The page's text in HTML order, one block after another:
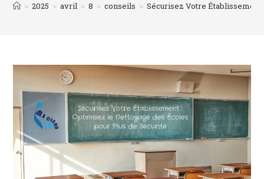
> 2025 > avril > 8 > conseils > Sécurisez Votre